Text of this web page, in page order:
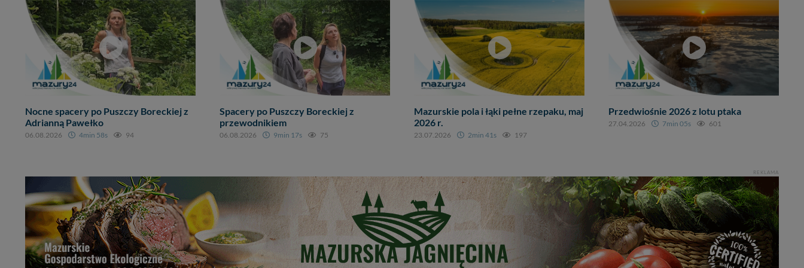
Nocne spacery po Puszczy Boreckiej z
Adrianną Pawełko
06.08.2026 4min 58s 94
Spacery po Puszczy Boreckiej z
przewodnikiem
06.08.2026 9min 17s 75
Mazurskie pola i łąki pełne rzepaku, maj
2026 r.
23.07.2026 2min 41s 197
Przedwiośnie 2026 z lotu ptaka
27.04.2026 7min 05s 601
REKLAMA